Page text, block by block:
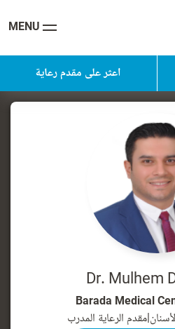
MENU
اعثر على مقدم رعاية
Dr. Mulhem
Barada Medical
|مقدم الرعاية المدرب